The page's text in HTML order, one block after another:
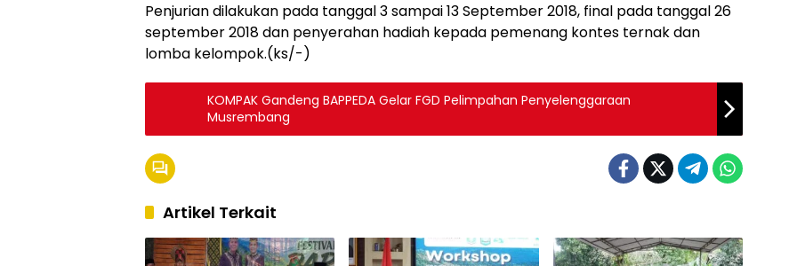
Penjurian dilakukan pada tanggal 3 sampai 13 September 2018, final pada tanggal 26
september 2018 dan penyerahan hadiah kepada pemenang kontes ternak dan
lomba kelompok.(ks/-)
KOMPAK Gandeng BAPPEDA Gelar FGD Pelimpahan Penyelenggaraan
Musrembang
Artikel Terkait